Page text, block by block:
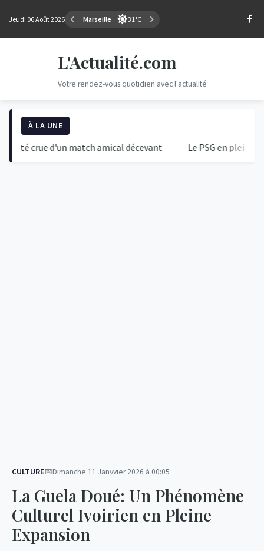
Jeudi 06 Août 2026 Marseille 31°C
L'Actualité.com
Votre rendez-vous quotidien avec l'actualité
À LA UNE
crue d'un match amical décevant Le PSG en pleine
CULTURE Dimanche 11 Janvvier 2026 à 00:05
La Guela Doué: Un Phénomène
Culturel Ivoirien en Pleine
Expansion